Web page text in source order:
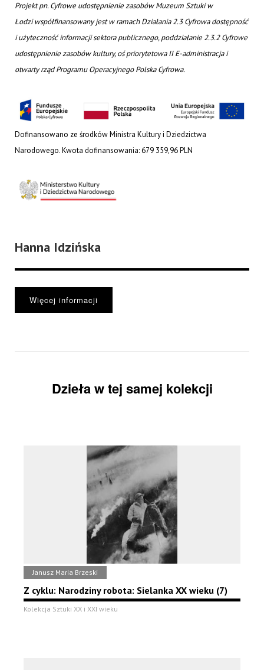
Projekt pn. Cyfrowe udostępnienie zasobów Muzeum Sztuki w
Łodzi współfinansowany jest w ramach Działania 2.3 Cyfrowa dostępność
i użyteczność informacji sektora publicznego, poddziałanie 2.3.2 Cyfrowe
udostępnienie zasobów kultury, oś priorytetowa II E-administracja i
otwarty rząd Programu Operacyjnego Polska Cyfrowa.
Dofinansowano ze środków Ministra Kultury i Dziedzictwa
Narodowego. Kwota dofinansowania: 679 359,96 PLN
Hanna Idzińska
Więcej informacji
Dzieła w tej samej kolekcji
Janusz Maria Brzeski
Z cyklu: Narodziny robota: Sielanka XX wieku (7)
Kolekcja Sztuki XX i XXI wieku